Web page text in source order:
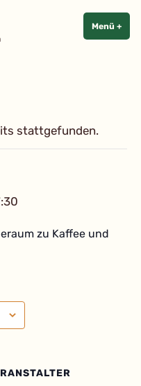
Menü +
stattgefunden.
zu Kaffee und